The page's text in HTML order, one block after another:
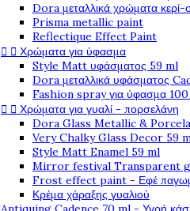
Dora μεταλλικά χρώματα
Prisma metallic paint
Reflectique Effect Paint
  Χρώματα για ύφασμα
Style Matt υφάσματος 59 ml
Dora μεταλλικά υφάσματος
Fashion spray για ύφασμα
  Χρώματα για γυαλί - πορσελάνη
Dora Glass Metallic &
Very Chalky Glass Decor 59
Style Matt Enamel 59 ml
Mirror festival Transparent
Frost effect paint - Εφέ
Κρέμα χάραξης γυαλιού